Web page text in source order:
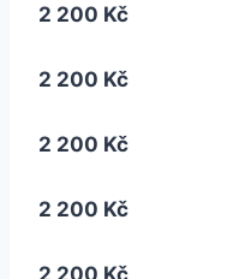
2 200 Kč
2 200 Kč
2 200 Kč
2 200 Kč
2 200 Kč